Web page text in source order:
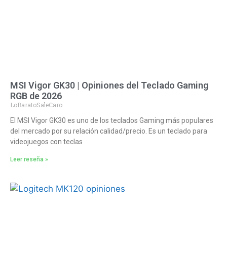
MSI Vigor GK30 | Opiniones del Teclado Gaming
RGB de 2026
LoBaratoSaleCaro
El MSI Vigor GK30 es uno de los teclados Gaming más populares
del mercado por su relación calidad/precio. Es un teclado para
videojuegos con teclas
Leer reseña »